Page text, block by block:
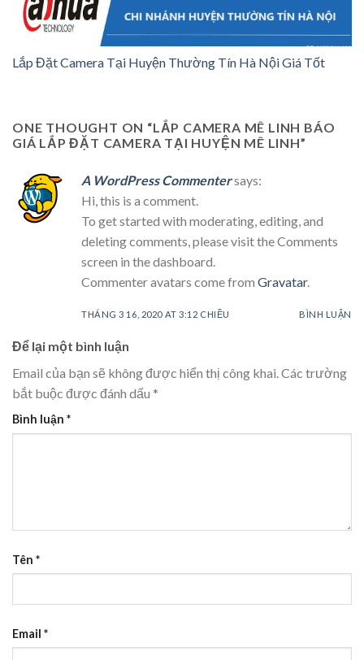
Lắp Đặt Camera Tại Huyện Thường Tín Hà Nội Giá Tốt
ONE THOUGHT ON “LẮP CAMERA MÊ LINH BÁO
GIÁ LẮP ĐẶT CAMERA TẠI HUYỆN MÊ LINH”
A WordPress Commentersays:
Hi, this is a comment.
To get started with moderating, editing, and
deleting comments, please visit the Comments
screen in the dashboard.
Commenter avatars come from Gravatar.
THÁNG 3 16, 2020 AT 3:12 CHIỀU BÌNH LUẬN
Để lại một bình luận
Email của bạn sẽ không được hiển thị công khai.Các trường
bắt buộc được đánh dấu *
Bình luận *
Tên *
Email *